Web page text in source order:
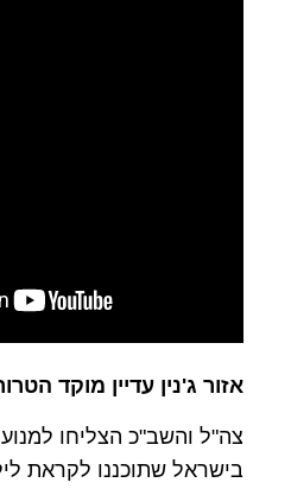
אזור ג'נין עדיין מוקד
בישראל שתוכננו לקראת